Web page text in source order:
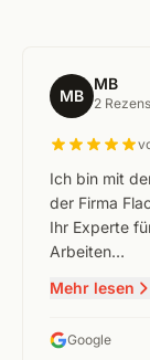
MB
MB
2
Ich bin mit
der Firma
Ihr Experte
Arbeiten…
Mehr lesen
Google